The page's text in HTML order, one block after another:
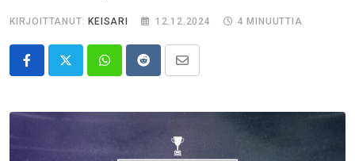
KIRJOITTANUT: KEISARI 12.12.2024 4 MINUUTTIA
WhatsappRedditShare
Email